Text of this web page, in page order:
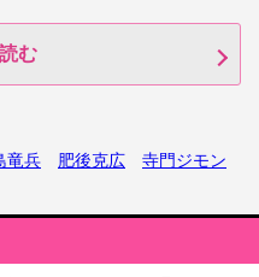
む
竜兵 肥後克広 寺門ジモン